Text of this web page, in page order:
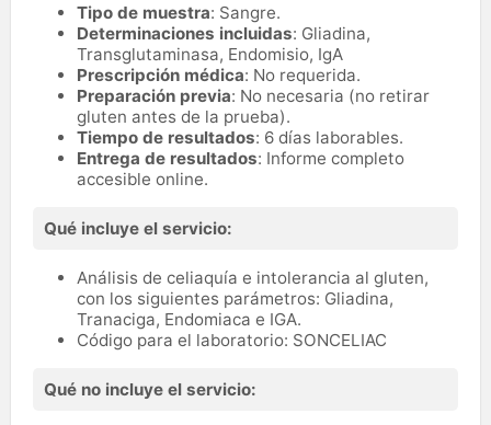
Tipo de muestra: Sangre.
Determinaciones incluidas: Gliadina,
Transglutaminasa, Endomisio, IgA
Prescripción médica: No requerida.
Preparación previa: No necesaria (no retirar
gluten antes de la prueba).
Tiempo de resultados: 6 días laborables.
Entrega de resultados: Informe completo
accesible online.
Qué incluye el servicio:
Análisis de celiaquía e intolerancia al gluten,
con los siguientes parámetros: Gliadina,
Tranaciga, Endomiaca e IGA.
Código para el laboratorio: SONCELIAC
Qué no incluye el servicio: